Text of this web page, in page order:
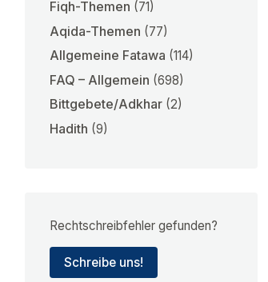
Fiqh-Themen (71)
Aqida-Themen (77)
Allgemeine Fatawa (114)
FAQ – Allgemein (698)
Bittgebete/Adkhar(2)
Hadith (9)
Rechtschreibfehler gefunden?
Schreibe uns!